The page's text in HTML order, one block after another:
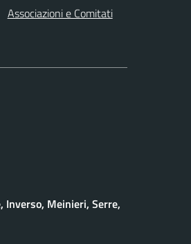
Associazioni e Comitati
Inverso, Meinieri, Serre,